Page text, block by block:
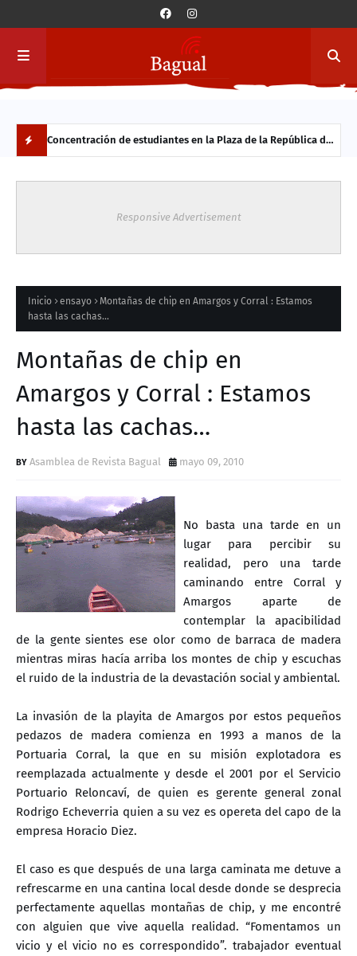
D
A
D
Concentración de estudiantes en la Plaza de la República de
Responsive Advertisement
Inicio ensayo
Montañas de chip en Amargos y Corral : Estamos
hasta las cachas…
Montañas de chip en
Amargos y Corral : Estamos
hasta las cachas…
Asamblea de Revista Bagual mayo 09, 2010
No basta una tarde en un
lugar para percibir su
realidad, pero una tarde
caminando entre Corral y
Amargos aparte de
contemplar la apacibilidad
de la gente sientes ese olor como de barraca de madera
mientras miras hacía arriba los montes de chip y escuchas
el ruido de la industria de la devastación social y ambiental.
La invasión de la playita de Amargos por estos pequeños
pedazos de madera comienza en 1993 a manos de la
Portuaria Corral, la que en su misión explotadora es
reemplazada actualmente y desde el 2001 por el Servicio
Portuario Reloncaví, de quien es gerente general zonal
Rodrigo Echeverria quien a su vez es opereta del capo de la
empresa Horacio Diez.
El caso es que después de una larga caminata me detuve a
refrescarme en una cantina local desde donde se desprecia
perfectamente aquellas montañas de chip, y me encontré
con alguien que vive aquella realidad. “Fomentamos un
vicio y el vicio no es correspondido”. trabajador eventual